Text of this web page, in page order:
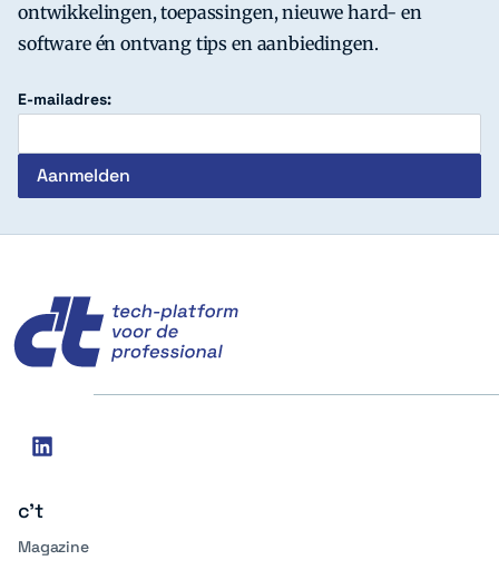
ontwikkelingen, toepassingen, nieuwe hard- en
software én ontvang tips en aanbiedingen.
E-mailadres:
Social
linkedin
c't
Magazine